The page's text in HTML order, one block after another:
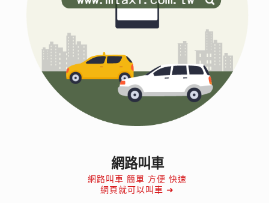
網路叫車
網路叫車 簡單 方便 快速
網頁就可以叫車 ➜